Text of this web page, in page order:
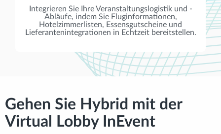
Integrieren Sie Ihre Veranstaltungslogistik und -
Abläufe, indem Sie Fluginformationen,
Hotelzimmerlisten, Essensgutscheine und
Lieferantenintegrationen in Echtzeit bereitstellen.
Gehen Sie Hybrid mit der
Virtual Lobby InEvent